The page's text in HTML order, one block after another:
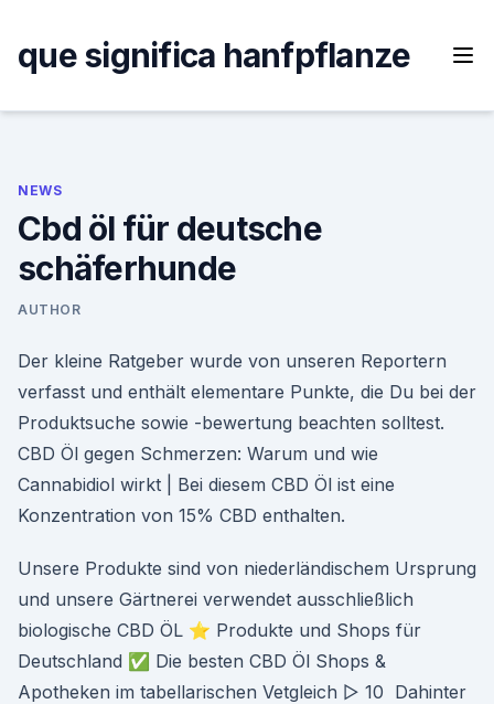
content
que significa hanfpflanze
NEWS
Cbd öl für deutsche
schäferhunde
AUTHOR
Der kleine Ratgeber wurde von unseren Reportern
verfasst und enthält elementare Punkte, die Du bei der
Produktsuche sowie -bewertung beachten solltest.
CBD Öl gegen Schmerzen: Warum und wie
Cannabidiol wirkt | Bei diesem CBD Öl ist eine
Konzentration von 15% CBD enthalten.
Unsere Produkte sind von niederländischem Ursprung
und unsere Gärtnerei verwendet ausschließlich
biologische CBD ÖL ⭐ Produkte und Shops für
Deutschland ✅ Die besten CBD Öl Shops &
Apotheken im tabellarischen Vetgleich ▷ 10 Dahinter